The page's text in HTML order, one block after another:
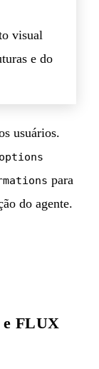
visual
e do
usuários.
para
do agente.
FLUX